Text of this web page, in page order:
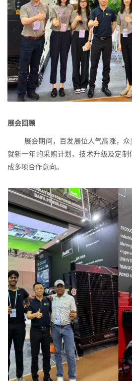
展会回顾
展会期间，百发展位人气高涨，众
就新一年的采购计划、技术升级及定
成多项合作意向。